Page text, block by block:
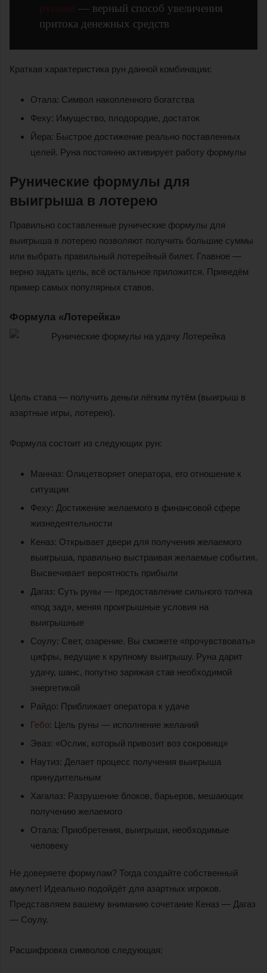
рунами — верный способ увеличения
притока денежных средств
Краткая характеристика рун данной комбинации:
Отала: Символ накопленного богатства
Феху: Имущество, плодородие, достаток
Йера: Быстрое достижение реально поставленных
целей. Руна постоянно активирует работу формулы
Рунические формулы для
выигрыша в лотерею
Правильно составленные рунические формулы для
выигрыша в лотерею позволяют получить большие суммы
или выбрать правильный лотерейный билет. Главное —
верно задать цель, всё остальное приложится. Приведём
пример самых популярных ставов.
Формула «Лотерейка»
Цель става — получить деньги лёгким путём (выигрыш в
азартные игры, лотерею).
Формула состоит из следующих рун:
Манназ: Олицетворяет оператора, его отношение к
ситуации
Феху: Достижение желаемого в финансовой сфере
жизнедеятельности
Кеназ: Открывает двери для получения желаемого
выигрыша, правильно выстраивая желаемые события.
Высвечивает вероятность прибыли
Дагаз: Суть руны — предоставление сильного толчка
«под зад», меняя проигрышные условия на
выигрышные
Соулу: Свет, озарение. Вы сможете «прочувствовать»
цифры, ведущие к крупному выигрышу. Руна дарит
удачу, шанс, попутно заряжая став необходимой
энергетикой
Райдо: Приближает оператора к удаче
Гебо: Цель руны — исполнение желаний
Эваз: «Ослик, который привозит воз сокровищ»
Наутиз: Делает процесс получения выигрыша
принудительным
Хагалаз: Разрушение блоков, барьеров, мешающих
получению желаемого
Отала: Приобретения, выигрыши, необходимые
человеку
Не доверяете формулам? Тогда создайте собственный
амулет! Идеально подойдёт для азартных игроков.
Представляем вашему вниманию сочетание Кеназ — Дагаз
— Соулу.
Расшифровка символов следующая: